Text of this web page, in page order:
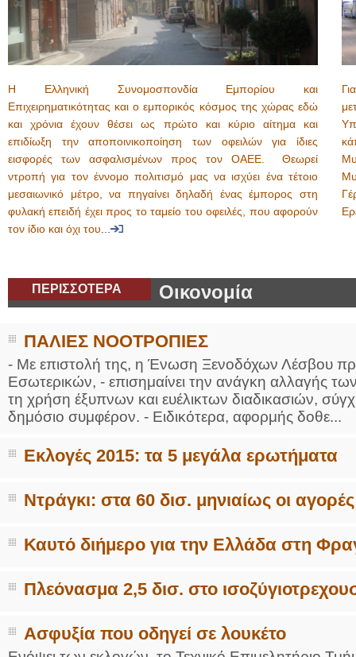
Η Ελληνική Συνομοσπονδία Εμπορίου και
Επιχειρηματικότητας και ο εμπορικός κόσμος της χώρας εδώ
και χρόνια έχουν θέσει ως πρώτο και κύριο αίτημα και
επιδίωξη την αποποινικοποίηση των οφειλών για ίδιες
εισφορές των ασφαλισμένων προς τον ΟΑΕΕ. Θεωρεί
ντροπή για τον έννομο πολιτισμό μας να ισχύει ένα τέτοιο
μεσαιωνικό μέτρο, να πηγαίνει δηλαδή ένας έμπορος στη
φυλακή επειδή έχει προς το ταμείο του οφειλές, που αφορούν
τον ίδιο και όχι του...
ΠΕΡΙΣΣΟΤΕΡΑ Οικονομία
ΠΑΛΙΕΣ ΝΟΟΤΡΟΠΙΕΣ
- Με επιστολή της, η Ένωση Ξενοδόχων Λέσβου
Εσωτερικών, - επισημαίνει την ανάγκη αλλαγής
τη χρήση έξυπνων και ευέλικτων διαδικασιών,
δημόσιο συμφέρον. - Ειδικότερα, αφορμής δοθε...
Εκλογές 2015: τα 5 μεγάλα ερωτήματα
Ντράγκι: στα 60 δισ. μηνιαίως οι
Καυτό διήμερο για την Ελλάδα στη
Πλεόνασμα 2,5 δισ. στο
Ασφυξία που οδηγεί σε λουκέτο